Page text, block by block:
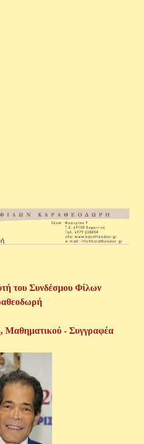
του Συνδέσμου Φίλων
Μαθηματικού - Συγγραφέα